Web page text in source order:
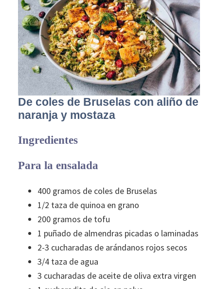
De coles de Bruselas con aliño de
naranja y mostaza
Ingredientes
Para la ensalada
400 gramos de coles de Bruselas
1/2 taza de quinoa en grano
200 gramos de tofu
1 puñado de almendras picadas o laminadas
2-3 cucharadas de arándanos rojos secos
3/4 taza de agua
3 cucharadas de aceite de oliva extra virgen